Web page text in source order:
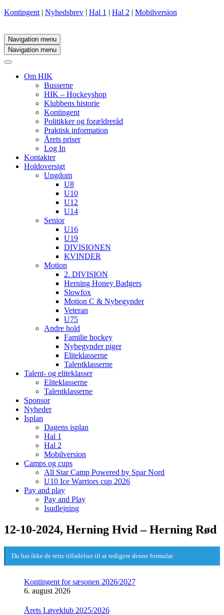
Kontingent | Nyhedsbrev | Hal 1 | Hal 2 | Mobilversion
Navigation menu
Navigation menu
Om HIK
Busserne
HIK – Hockeyshop
Klubbens historie
Kontingent
Politikker og forældreråd
Praktisk information
Årets priser
Log In
Kontakter
Holdoversigt
Ungdom
U8
U10
U12
U14
Senior
U16
U19
DIVISIONEN
KVINDER
Motion
2. DIVISION
Herning Honey Badgers
Slowfox
Motion C & Nybegynder
Veteran
U75
Andre hold
Familie hockey
Nybegynder piger
Eliteklasserne
Talentklasserne
Talent- og eliteklasser
Eliteklasserne
Talentklasserne
Sponsor
Nyheder
Isplan
Dagens isplan
Hal 1
Hal 2
Mobilversion
Camps og cups
All Star Camp Powered by Spar Nord
U10 Ice Warriors cup 2026
Pay and play
Pay and Play
Isudlejning
12-10-2024, Herning Hvid – Herning Rød
Du har ikke de rette tilladelser til at redigere denne formular
Kontingent for sæsonen 2026/2027
6. august 2026
Årets Løveklub 2025/2026